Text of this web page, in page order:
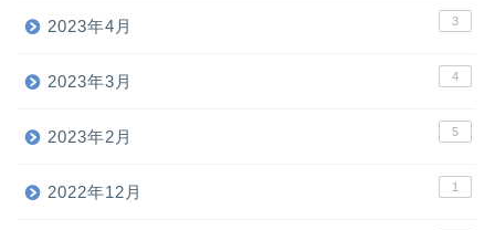
2023年4月 3
2023年3月 4
2023年2月 5
2022年12月 1